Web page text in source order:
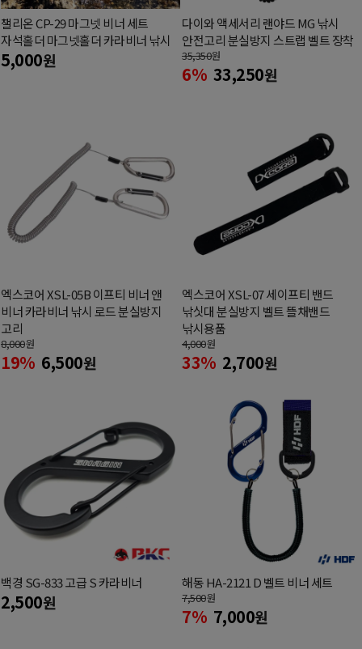
챌리온 CP-29 마그넷 비너 세트
자석홀더 마그넷홀더 카라비너 낚시
5,000원
다이와 액세서리 랜야드 MG 낚시
안전고리 분실방지 스트랩 벨트 장착
35,350원
6% 33,250원
엑스코어 XSL-05B 이프티 비너 앤
비너 카라비너 낚시 로드 분실방지
고리
8,000원
19% 6,500원
엑스코어 XSL-07 세이프티 밴드
낚싯대 분실방지 벨트 뜰채밴드
낚시용품
4,000원
33% 2,700원
백경 SG-833 고급 S 카라비너
2,500원
해동 HA-2121 D 벨트 비너 세트
7,500원
7% 7,000원